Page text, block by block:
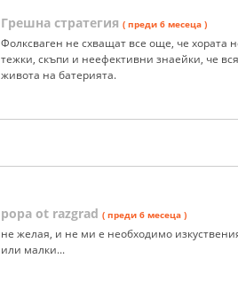
Грешна стратегия ( преди 6 месеца )
Фолксваген не схващат все още, че хората
тежки, скъпи и неефективни знаейки, че
живота на батерията.
popa ot razgrad ( преди 6 месеца )
не желая, и не ми е необходимо
или малки...